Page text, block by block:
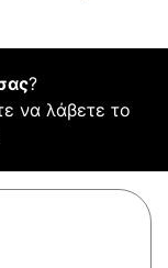
?
να λάβετε το